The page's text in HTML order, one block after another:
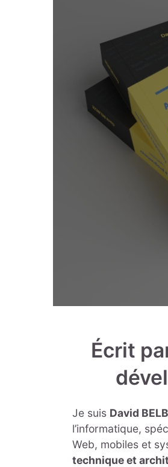
Écrit
Je suis David
l’informatique,
Web, mobiles et
technique et